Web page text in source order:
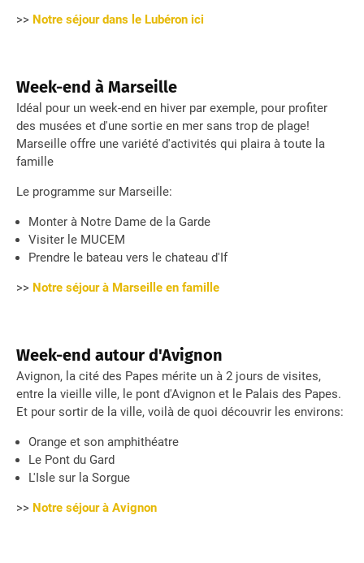
>> Notre séjour dans le Lubéron ici
Week-end à Marseille
Idéal pour un week-end en hiver par exemple, pour profiter
des musées et d'une sortie en mer sans trop de plage!
Marseille offre une variété d'activités qui plaira à toute la
famille
Le programme sur Marseille:
Monter à Notre Dame de la Garde
Visiter le MUCEM
Prendre le bateau vers le chateau d'If
>> Notre séjour à Marseille en famille
Week-end autour d'Avignon
Avignon, la cité des Papes mérite un à 2 jours de visites,
entre la vieille ville, le pont d'Avignon et le Palais des Papes.
Et pour sortir de la ville, voilà de quoi découvrir les environs:
Orange et son amphithéatre
Le Pont du Gard
L'Isle sur la Sorgue
>> Notre séjour à Avignon